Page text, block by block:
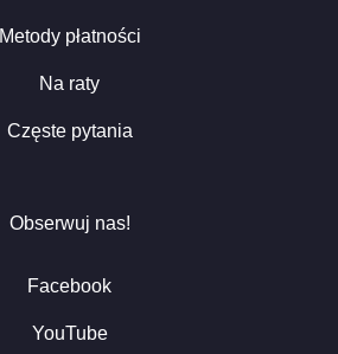
Metody płatności
Na raty
Częste pytania
Obserwuj nas!
Facebook
YouTube